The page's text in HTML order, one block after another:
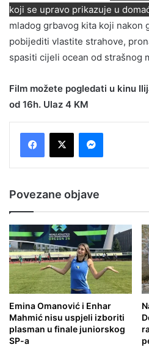
koji se upravo prikazuje u
mladog grbavog kita koji nakon
pobijediti vlastite strahove,
spasiti cijeli ocean od strašnog
Film možete pogledati u kinu
od 16h. Ulaz 4 KM
Povezane objave
Emina Omanović i Enhar
Mahmić nisu uspjeli izboriti
plasman u finale juniorskog
SP-a